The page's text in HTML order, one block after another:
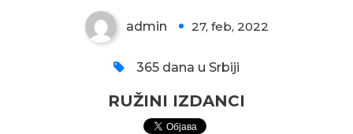
admin 27, feb, 2022
365 dana u Srbiji
RUŽINI IZDANCI